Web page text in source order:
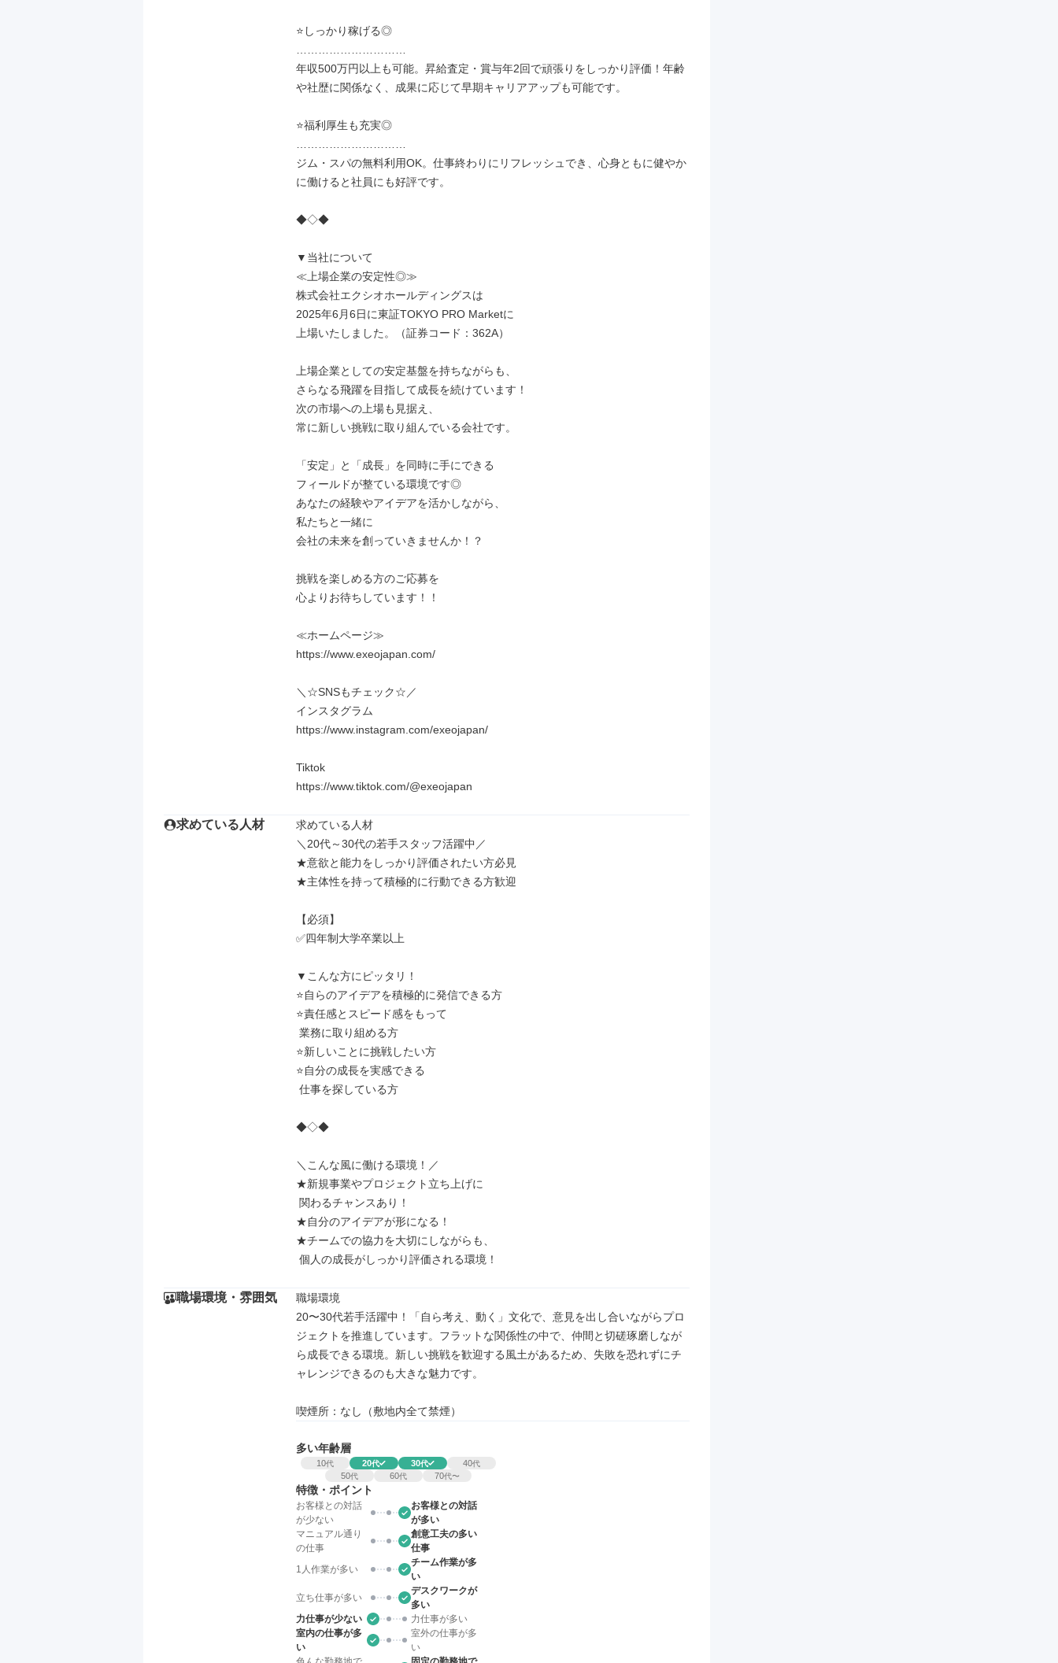
⭐しっかり稼げる◎
年収500万円以上も可能。昇給査定・賞与年2回で頑張りをしっかり評価！年齢
や社歴に関係なく、成果に応じて早期キャリアアップも可能です。
⭐福利厚生も充実◎
ジム・スパの無料利用OK。仕事終わりにリフレッシュでき、心身ともに健やか
に働けると社員にも好評です。
◆◇◆
▼当社について
≪上場企業の安定性◎≫
株式会社エクシオホールディングスは
2025年6月6日に東証TOKYO PRO Marketに
上場いたしました。（証券コード：362A）
上場企業としての安定基盤を持ちながらも、
さらなる飛躍を目指して成長を続けています！
次の市場への上場も見据え、
常に新しい挑戦に取り組んでいる会社です。
「安定」と「成長」を同時に手にできる
フィールドが整ている環境です◎
あなたの経験やアイデアを活かしながら、
私たちと一緒に
会社の未来を創っていきませんか！？
挑戦を楽しめる方のご応募を
心よりお待ちしています！！
≪ホームページ≫
https://www.exeojapan.com/
＼☆SNSもチェック☆／
インスタグラム
https://www.instagram.com/exeojapan/
Tiktok
https://www.tiktok.com/@exeojapan
求めている人材
求めている人材
＼20代～30代の若手スタッフ活躍中／
★意欲と能力をしっかり評価されたい方必見
★主体性を持って積極的に行動できる方歓迎
【必須】
✅四年制大学卒業以上
▼こんな方にピッタリ！
⭐自らのアイデアを積極的に発信できる方
⭐責任感とスピード感をもって
⭐新しいことに挑戦したい方
⭐自分の成長を実感できる
◆◇◆
＼こんな風に働ける環境！／
★新規事業やプロジェクト立ち上げに
★自分のアイデアが形になる！
★チームでの協力を大切にしながらも、
個人の成長がしっかり評価される環境！
職場環境・雰囲気
職場環境
20〜30代若手活躍中！「自ら考え、動く」文化で、意見を出し合いながらプロ
ジェクトを推進しています。フラットな関係性の中で、仲間と切磋琢磨しなが
ら成長できる環境。新しい挑戦を歓迎する風土があるため、失敗を恐れずにチ
ャレンジできるのも大きな魅力です。
喫煙所：なし（敷地内全て禁煙）
多い年齢層
10代 20代 30代 40代
50代 60代 70代〜
特徴・ポイント
お客様との対話
が少ない
お客様との対話
が多い
マニュアル通り
の仕事
創意工夫の多い
仕事
1人作業が多い
チーム作業が多
い
立ち仕事が多い
デスクワークが
多い
力仕事が少ない
力仕事が多い
室内の仕事が多
い
室外の仕事が多
い